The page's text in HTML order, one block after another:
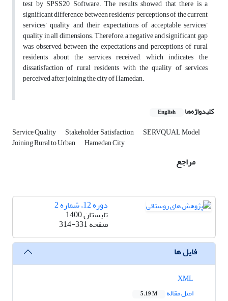
test by SPSS20 Software. The results showed that there is a
significant difference between residents' perceptions of the current
services’ quality and their expectations of acceptable services’
quality in all dimensions. Therefore, a negative and significant gap
was observed between the expectations and perceptions of rural
residents about the services received, which indicates the
dissatisfaction of rural residents with the quality of services
perceived after joining the city of Hamedan.
کلیدواژه‌ها English
Service Quality Stakeholder Satisfaction SERVQUAL Model
Joining Rural to Urban Hamedan City
مراجع
دوره 12، شماره 2
تابستان 1400
صفحه314-331
فایل ها
اصل مقاله
5.19 M